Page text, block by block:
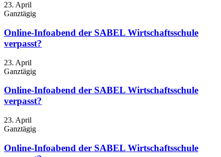
23. April
Ganztägig
Online-Infoabend der SABEL Wirtschaftsschule
verpasst?
23. April
Ganztägig
Online-Infoabend der SABEL Wirtschaftsschule
verpasst?
23. April
Ganztägig
Online-Infoabend der SABEL Wirtschaftsschule